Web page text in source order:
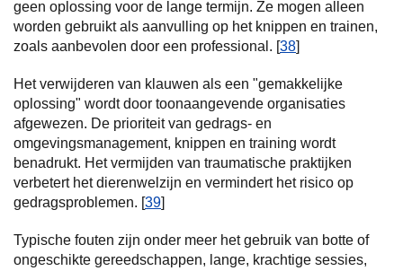
geen oplossing voor de lange termijn. Ze mogen alleen
worden gebruikt als aanvulling op het knippen en trainen,
zoals aanbevolen door een professional. [38]
Het verwijderen van klauwen als een "gemakkelijke
oplossing" wordt door toonaangevende organisaties
afgewezen. De prioriteit van gedrags- en
omgevingsmanagement, knippen en training wordt
benadrukt. Het vermijden van traumatische praktijken
verbetert het dierenwelzijn en vermindert het risico op
gedragsproblemen. [39]
Typische fouten zijn onder meer het gebruik van botte of
ongeschikte gereedschappen, lange, krachtige sessies,